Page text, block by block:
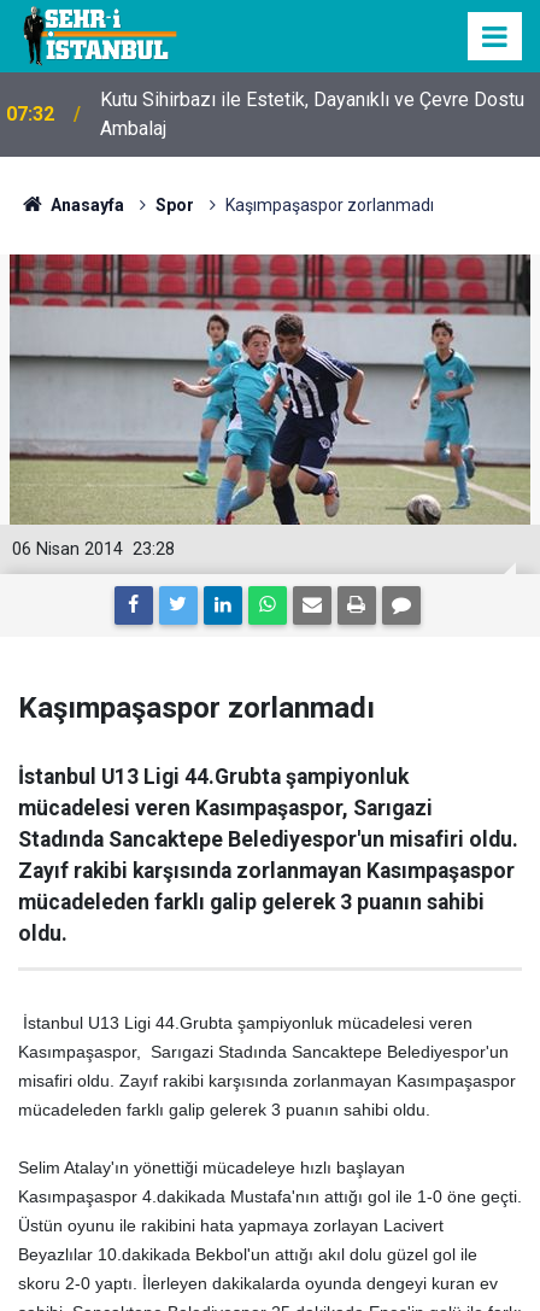
07:32
Kutu Sihirbazı ile Estetik, Dayanıklı ve Çevre Dostu
Ambalaj
Anasayfa Spor Kaşımpaşaspor zorlanmadı
23:28
06 Nisan 2014
Kaşımpaşaspor zorlanmadı
İstanbul U13 Ligi 44.Grubta şampiyonluk
mücadelesi veren Kasımpaşaspor, Sarıgazi
Stadında Sancaktepe Belediyespor'un misafiri oldu.
Zayıf rakibi karşısında zorlanmayan Kasımpaşaspor
mücadeleden farklı galip gelerek 3 puanın sahibi
oldu.
İstanbul U13 Ligi 44.Grubta şampiyonluk mücadelesi veren
Kasımpaşaspor, Sarıgazi Stadında Sancaktepe Belediyespor'un
misafiri oldu. Zayıf rakibi karşısında zorlanmayan Kasımpaşaspor
mücadeleden farklı galip gelerek 3 puanın sahibi oldu.
Selim Atalay'ın yönettiği mücadeleye hızlı başlayan
Kasımpaşaspor 4.dakikada Mustafa'nın attığı gol ile 1-0 öne geçti.
Üstün oyunu ile rakibini hata yapmaya zorlayan Lacivert
Beyazlılar 10.dakikada Bekbol'un attığı akıl dolu güzel gol ile
skoru 2-0 yaptı. İlerleyen dakikalarda oyunda dengeyi kuran ev